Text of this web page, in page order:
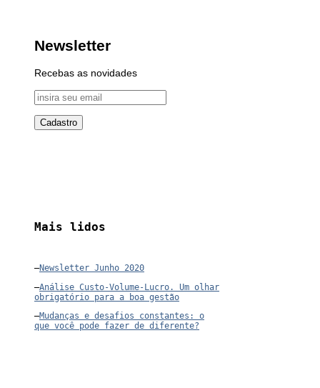
Newsletter
Recebas as novidades
Mais lidos
–Newsletter Junho 2020
–Análise Custo-Volume-Lucro. Um olhar
obrigatório para a boa gestão
–Mudanças e desafios constantes: o
que você pode fazer de diferente?